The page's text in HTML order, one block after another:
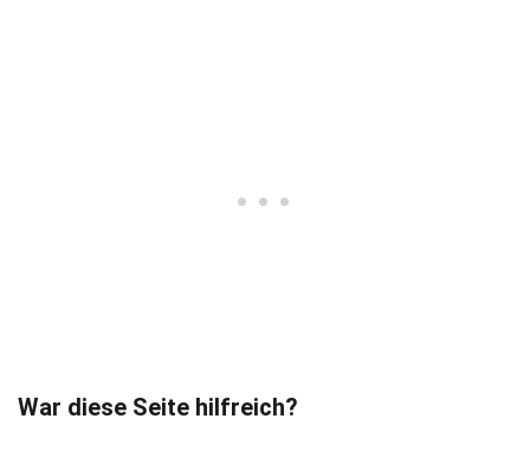
War diese Seite hilfreich?